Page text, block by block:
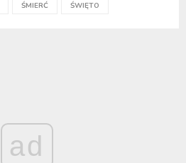
ŚMIERĆ ŚWIĘTO
ad